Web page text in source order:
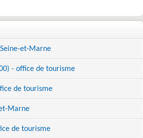
et-Marne
- office de tourisme
de tourisme
Marne
de tourisme